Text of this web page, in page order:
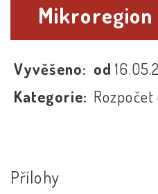
Vyvěšeno: od
Kategorie: Rozpočet
Přílohy